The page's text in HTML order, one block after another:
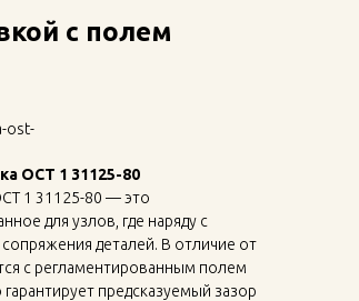
с полем
ost-
ОСТ 1 31125-80
1 31125-80 — это
для узлов, где наряду с
деталей. В отличие от
с регламентированным полем
предсказуемый зазор